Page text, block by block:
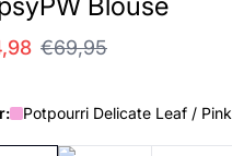
€69,95
Potpourri Delicate Leaf / Pink